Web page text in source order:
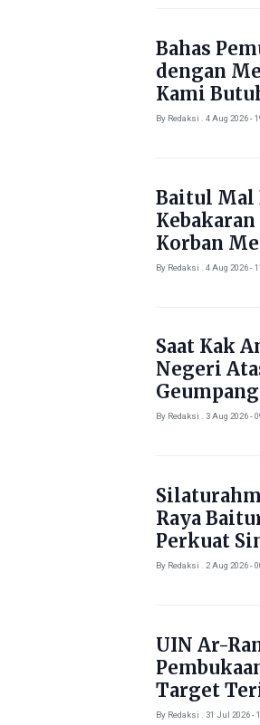
Bahas
dengan
Kami
By Redaksi . 4 Aug 2026 -
Baitul Mal
Korban
Kebutuhan
By Redaksi . 4 Aug 2026 -
Saat Kak
Negeri
By Redaksi . 3 Aug 2026 -
Raya
Perkuat
By Redaksi . 2 Aug 2026 -
UIN Ar-
Target
Tahun Ini
By Redaksi . 31 Jul 2026 -